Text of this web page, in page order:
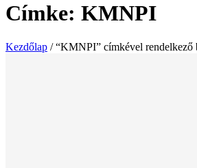
Címke: KMNPI
Kezdőlap / “KMNPI” címkével rendelkező